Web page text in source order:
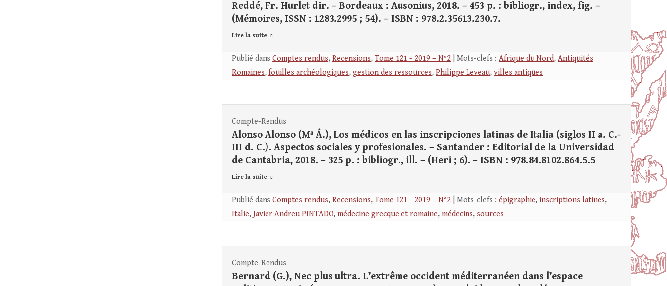
Reddé, Fr. Hurlet dir. – Bordeaux : Ausonius, 2018. – 453 p. : bibliogr., index, fig. –
(Mémoires, ISSN : 1283.2995 ; 54). – ISBN : 978.2.35613.230.7.
Lire la suite
Publié dans Comptes rendus, Recensions, Tome 121 - 2019 – N°2 | Mots-clefs : Afrique du Nord, Antiquités
Romaines, fouilles archéologiques, gestion des ressources, Philippe Leveau, villes antiques
Compte-Rendus
Alonso Alonso (Mª Á.), Los médicos en las inscripciones latinas de Italia (siglos II a. C.-
III d. C.). Aspectos sociales y profesionales. – Santander : Editorial de la Universidad
de Cantabria, 2018. – 325 p. : bibliogr., ill. – (Heri ; 6). – ISBN : 978.84.8102.864.5.5
Lire la suite
Publié dans Comptes rendus, Recensions, Tome 121 - 2019 – N°2 | Mots-clefs : épigraphie, inscriptions latines,
Italie, Javier Andreu PINTADO, médecine grecque et romaine, médecins, sources
Compte-Rendus
Bernard (G.), Nec plus ultra. L’extrême occident méditerranéen dans l’espace